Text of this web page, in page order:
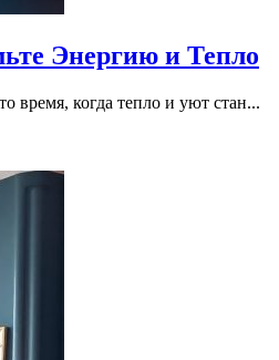
Энергию и Тепло
когда тепло и уют стан...